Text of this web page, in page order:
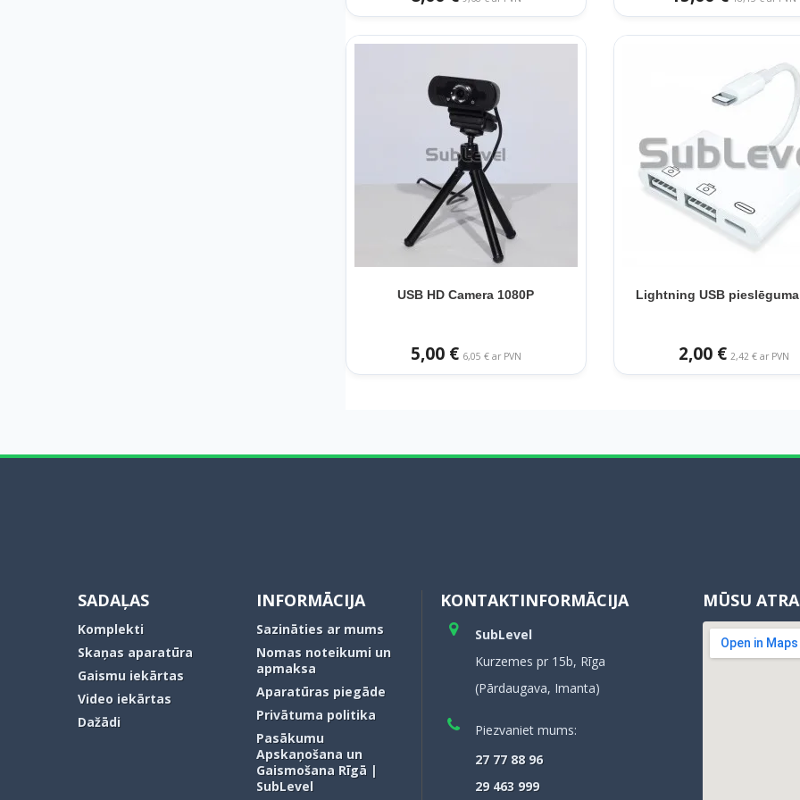
USB HD Camera 1080P
5,00 € 6,05 € ar PVN
Lightning USB
2,00 € 2,42 € ar PVN
SADAĻAS
Komplekti
Skaņas aparatūra
Gaismu iekārtas
Video iekārtas
Dažādi
INFORMĀCIJA
Sazināties ar mums
Nomas noteikumi un
apmaksa
Aparatūras piegāde
Privātuma politika
Pasākumu
Apskaņošana un
Gaismošana Rīgā |
SubLevel
KONTAKTINFORMĀCIJA
SubLevel
Kurzemes pr 15b, Rīga
(Pārdaugava, Imanta)
Piezvaniet mums:
27 77 88 96
29 463 999
MŪSU